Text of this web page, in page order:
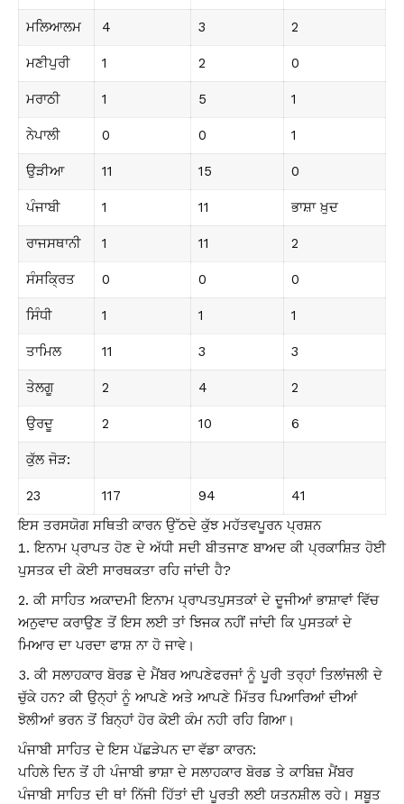
ਮਲਿਆਲਮ 4 3 2
ਮਣੀਪੁਰੀ 1 2 0
ਮਰਾਠੀ 1 5 1
ਨੇਪਾਲੀ 0 0 1
ਉੜੀਆ 11 15 0
ਪੰਜਾਬੀ 1 11 ਭਾਸ਼ਾ ਖ਼ੁਦ
ਰਾਜਸਥਾਨੀ 1 11 2
ਸੰਸਕ੍ਰਿਤ 0 0 0
ਸਿੰਧੀ 1 1 1
ਤਾਮਿਲ 11 3 3
ਤੇਲਗੂ 2 4 2
ਉਰਦੂ 2 10 6
ਕੁੱਲ ਜੋੜ:
23 117 94
41
ਇਸ ਤਰਸਯੋਗ ਸਥਿਤੀ ਕਾਰਨ ਉੱਠਦੇ ਕੁੱਝ ਮਹੱਤਵਪੂਰਨ ਪ੍ਰਸ਼ਨ
ਇਨਾਮ ਪ੍ਰਾਪਤ ਹੋਣ ਦੇ ਅੱਧੀ ਸਦੀ ਬੀਤਜਾਣ ਬਾਅਦ ਕੀ ਪ੍ਰਕਾਸ਼ਿਤ ਹੋਈ
ਪੁਸਤਕ ਦੀ ਕੋਈ ਸਾਰਥਕਤਾ ਰਹਿ ਜਾਂਦੀ ਹੈ?
ਕੀ ਸਾਹਿਤ ਅਕਾਦਮੀ ਇਨਾਮ ਪ੍ਰਾਪਤਪੁਸਤਕਾਂ ਦੇ ਦੂਜੀਆਂ ਭਾਸ਼ਾਵਾਂ ਵਿੱਚ
ਅਨੁਵਾਦ ਕਰਾਉਣ ਤੋਂ ਇਸ ਲਈ ਤਾਂ ਝਿਜਕ ਨਹੀਂ ਜਾਂਦੀ ਕਿ ਪੁਸਤਕਾਂ ਦੇ
ਮਿਆਰ ਦਾ ਪਰਦਾ ਫਾਸ਼ ਨਾ ਹੋ ਜਾਵੇ।
ਕੀ ਸਲਾਹਕਾਰ ਬੋਰਡ ਦੇ ਮੈਂਬਰ ਆਪਣੇਫਰਜਾਂ ਨੂੰ ਪੂਰੀ ਤਰ੍ਹਾਂ ਤਿਲਾਂਜਲੀ ਦੇ
ਚੁੱਕੇ ਹਨ? ਕੀ ਉਨ੍ਹਾਂ ਨੂੰ ਆਪਣੇ ਅਤੇ ਆਪਣੇ ਮਿੱਤਰ ਪਿਆਰਿਆਂ ਦੀਆਂ
ਝੋਲੀਆਂ ਭਰਨ ਤੋਂ ਬਿਨ੍ਹਾਂ ਹੋਰ ਕੋਈ ਕੰਮ ਨਹੀ ਰਹਿ ਗਿਆ।
ਪੰਜਾਬੀ ਸਾਹਿਤ ਦੇ ਇਸ ਪੱਛੜੇਪਨ ਦਾ ਵੱਡਾ ਕਾਰਨ:
ਪਹਿਲੇ ਦਿਨ ਤੋਂ ਹੀ ਪੰਜਾਬੀ ਭਾਸ਼ਾ ਦੇ ਸਲਾਹਕਾਰ ਬੋਰਡ ਤੇ ਕਾਬਿਜ਼ ਮੈਂਬਰ
ਪੰਜਾਬੀ ਸਾਹਿਤ ਦੀ ਥਾਂ ਨਿੱਜੀ ਹਿੱਤਾਂ ਦੀ ਪੂਰਤੀ ਲਈ ਯਤਨਸ਼ੀਲ ਰਹੇ। ਸਬੂਤ